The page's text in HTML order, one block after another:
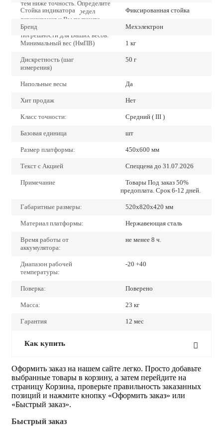
тем ниже точность. Определите
точно наибольший предел
взвешивания и Вы получите
наиболее низкие значения
погрешности для Ваших весов.
Стойка индикатора Фиксированная стойка
Бренд Мехэлектрон
Минимальный вес (НмПВ) 1 кг
Дискретность (шаг
измерения)
50 г
Напольные весы Да
Хит продаж Нет
Класс точности: Средний ( III )
Базовая единица шт
Размер платформы: 450х600 мм
Текст с Акцией Спеццена до 31.07.2026
Примечание
Товары Под заказ 50%
предоплата. Срок 6-12 дней.
Габаритные размеры: 520x820x420 мм
Материал платформы: Нержавеющая сталь
Время работы от
аккумулятора:
не менее 8 ч.
Диапазон рабочей
температуры:
-20 +40
Поверка: Поверено
Масса: 23 кг
Гарантия 12 мес
Как купить
Оформить заказ на нашем сайте легко. Просто добавьте
выбранные товары в корзину, а затем перейдите на
страницу Корзина, проверьте правильность заказанных
позиций и нажмите кнопку «Оформить заказ» или
«Быстрый заказ».
Быстрый заказ